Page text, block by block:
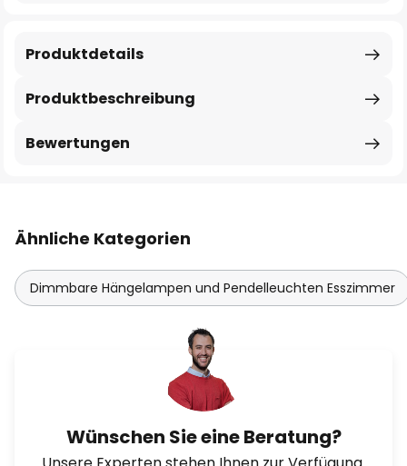
Produktbeschreibung
Produktdetails
Bewertungen
Ähnliche Kategorien
Dimmbare Hängelampen und Pendelleuchten Esszimmer
Wünschen Sie eine Beratung?